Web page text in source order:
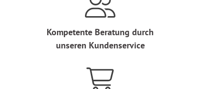
Kompetente Beratung durch
unseren Kundenservice